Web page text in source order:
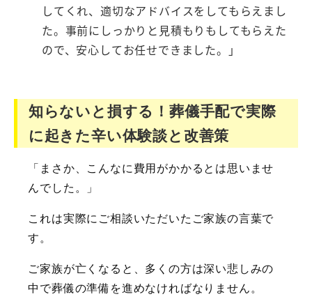
してくれ、適切なアドバイスをしてもらえまし
た。事前にしっかりと見積もりもしてもらえた
ので、安心してお任せできました。」
知らないと損する！葬儀手配で実際
に起きた辛い体験談と改善策
「まさか、こんなに費用がかかるとは思いませ
んでした。」
これは実際にご相談いただいたご家族の言葉で
す。
ご家族が亡くなると、多くの方は深い悲しみの
中で葬儀の準備を進めなければなりません。